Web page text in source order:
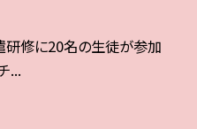
修に20名の生徒が参加
...